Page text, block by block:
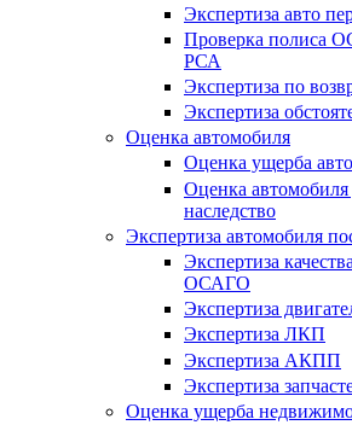
Экспертиза авто
Проверка полиса
РСА
Экспертиза по
Экспертиза
Оценка автомобиля
Оценка ущерба
Оценка автомобиля
наследство
Экспертиза автомобиля
Экспертиза
ОСАГО
Экспертиза
Экспертиза ЛКП
Экспертиза АКПП
Экспертиза
Оценка ущерба